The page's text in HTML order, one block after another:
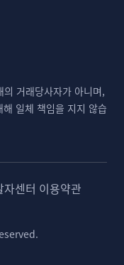
거래당사자가 아니며,
일체 책임을 지지 않습
자센터 이용약관